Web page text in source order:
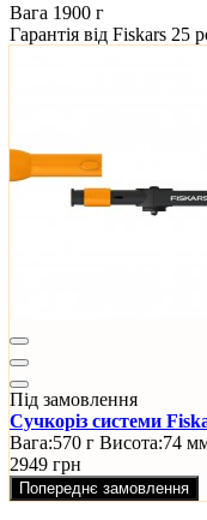
Вага 1900 г
Гарантія від Fiskars 25
Під замовлення
Сучкоріз системи
Вага:570 г Висота:74
2949 грн
Попереднє замовлення